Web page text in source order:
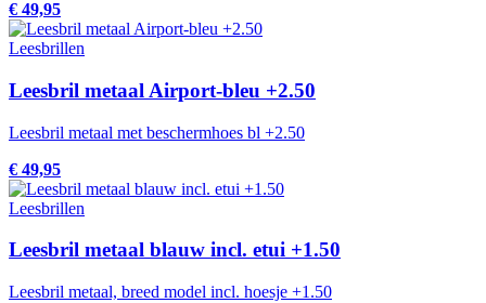
€ 49,95
Leesbrillen
Leesbril metaal Airport-bleu +2.50
Leesbril metaal met beschermhoes bl +2.50
€ 49,95
Leesbrillen
Leesbril metaal blauw incl. etui +1.50
Leesbril metaal, breed model incl. hoesje +1.50